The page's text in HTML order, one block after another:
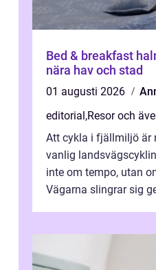
Bed & breakfast halmstad
nära hav och stad
01 augusti 2026
editorial,Resor och
Att cykla i fjällmiljö är
vanlig
inte om tempo, utan
Vägarna slingrar sig